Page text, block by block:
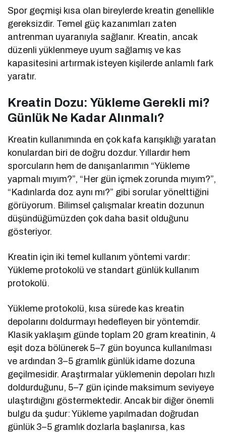
Spor geçmişi kısa olan bireylerde kreatin genellikle
gereksizdir. Temel güç kazanımları zaten
antrenman uyaranıyla sağlanır. Kreatin, ancak
düzenli yüklenmeye uyum sağlamış ve kas
kapasitesini artırmak isteyen kişilerde anlamlı fark
yaratır.
Kreatin Dozu: Yükleme Gerekli mi?
Günlük Ne Kadar Alınmalı?
Kreatin kullanımında en çok kafa karışıklığı yaratan
konulardan biri de doğru dozdur. Yıllardır hem
sporcuların hem de danışanlarımın “Yükleme
yapmalı mıyım?”, “Her gün içmek zorunda mıyım?”,
“Kadınlarda doz aynı mı?” gibi sorular yönelttiğini
görüyorum. Bilimsel çalışmalar kreatin dozunun
düşündüğümüzden çok daha basit olduğunu
gösteriyor.
Kreatin için iki temel kullanım yöntemi vardır:
Yükleme protokolü ve standart günlük kullanım
protokolü.
Yükleme protokolü, kısa sürede kas kreatin
depolarını doldurmayı hedefleyen bir yöntemdir.
Klasik yaklaşım günde toplam 20 gram kreatinin, 4
eşit doza bölünerek 5–7 gün boyunca kullanılması
ve ardından 3–5 gramlık günlük idame dozuna
geçilmesidir. Araştırmalar yüklemenin depoları hızlı
doldurduğunu, 5–7 gün içinde maksimum seviyeye
ulaştırdığını göstermektedir. Ancak bir diğer önemli
bulgu da şudur: Yükleme yapılmadan doğrudan
günlük 3–5 gramlık dozlarla başlanırsa, kas